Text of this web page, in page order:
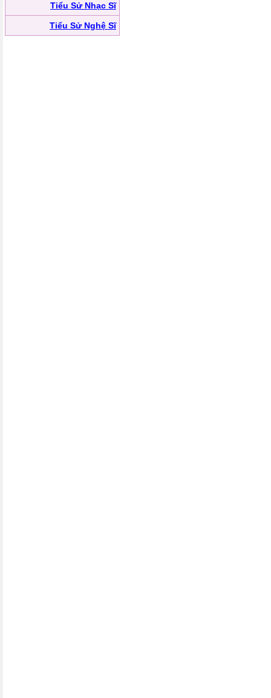
Tiểu Sử Nhạc Sĩ
Tiểu Sử Nghệ Sĩ